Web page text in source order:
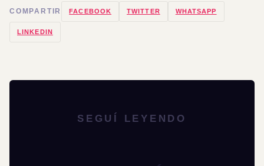
COMPARTIR FACEBOOK TWITTER WHATSAPP
LINKEDIN
SEGUÍ LEYENDO